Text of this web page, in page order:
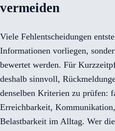
vermeiden
Viele Fehlentscheidungen
Informationen vorliegen,
bewertet werden. Für
deshalb sinnvoll,
denselben Kriterien zu prüfen:
Erreichbarkeit,
Belastbarkeit im Alltag. Wer